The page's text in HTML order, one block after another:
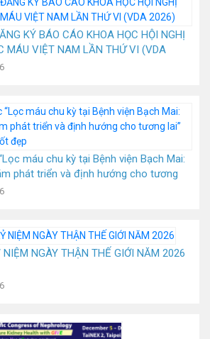
KÝ BÁO CÁO KHOA HỌC HỘI NGHỊ
MÁU VIỆT NAM LẦN THỨ VI (VDA
máu chu kỳ tại Bệnh viện Bạch Mai:
phát triển và định hướng cho tương
tốt đẹp
NIỆM NGÀY THẬN THẾ GIỚI NĂM 2026